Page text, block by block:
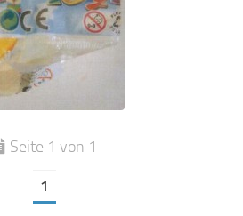
Seite 1 von 1
1